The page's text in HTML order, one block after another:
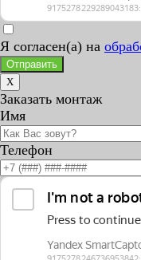
Я согласен(а) на
Отправить
X
Заказать монтаж
Имя
Телефон